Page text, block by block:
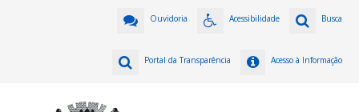
Busca
Acessibilidade
Ouvidoria
Acesso à Informação
Portal da Transparência